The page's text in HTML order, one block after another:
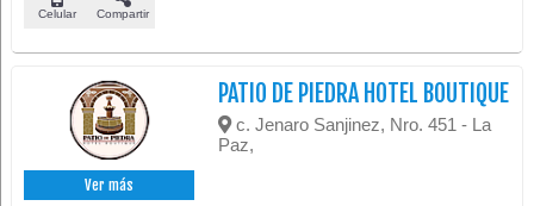
Celular Compartir
Ver más
PATIO DE PIEDRA HOTEL BOUTIQUE
c. Jenaro Sanjinez, Nro. 451 - La
Paz,